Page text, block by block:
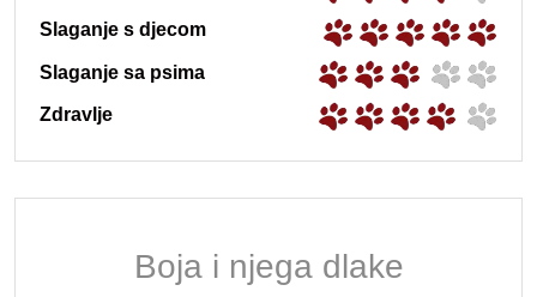
Slaganje s djecom
Slaganje sa psima
Zdravlje
Boja i njega dlake